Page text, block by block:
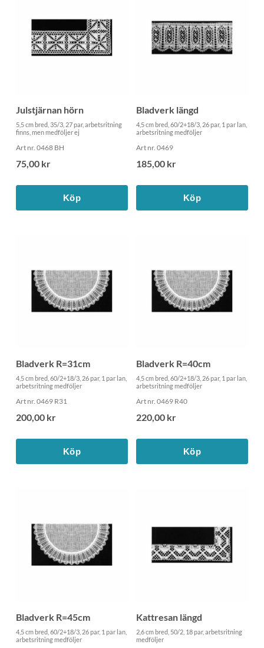
Julstjärnan hörn
5,5 cm bred, 35/3, 27 par, arbetsritning
finns, men medföljer ej
Art nr. 0468 BH
75,00 kr
Köp
Bladverk längd
4,5 cm bred, 60/2+18/3, 26 par, 1 par lan,
arbetsritning medföljer
Art nr. 0469
185,00 kr
Köp
Bladverk R=31cm
4,5 cm bred, 60/2+18/3, 26 par, 1 par lan,
arbetsritning medföljer
Art nr. 0469 R31
200,00 kr
Köp
Bladverk R=40cm
4,5 cm bred, 60/2+18/3, 26 par, 1 par lan,
arbetsritning medföljer
Art nr. 0469 R40
220,00 kr
Köp
Bladverk R=45cm
4,5 cm bred, 60/2+18/3, 26 par, 1 par lan,
arbetsritning medföljer
Kattresan längd
2,6 cm bred, 50/2, 18 par, arbetsritning
medföljer